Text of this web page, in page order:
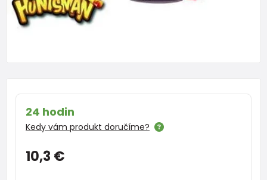
24 hodin
Kedy vám produkt doručíme?
10,3 €